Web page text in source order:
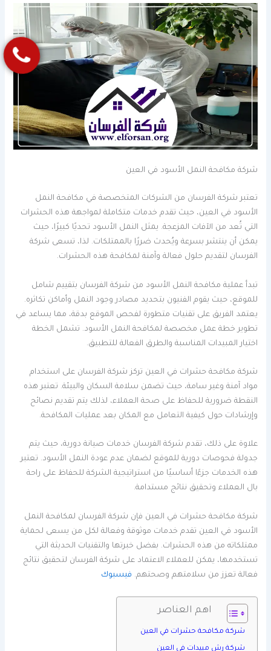
شركة مكافحة النمل الأسود في العين
تعتبر شركة الفرسان من الشركات المتخصصة في مكافحة النمل
الأسود في العين، حيث تقدم خدمات متكاملة لمواجهة هذه الحشرات
التي تُعد من الآفات المزعجة. يمثل النمل الأسود تحديًا كبيرًا، حيث
يمكن أن ينتشر بسرعة ويُحدث ضررًا بالممتلكات. لذا، تسعى شركة
الفرسان لتقديم حلول فعالة وآمنة لمكافحة هذه الحشرات.
تبدأ عملية مكافحة النمل الأسود من شركة الفرسان بتقييم شامل
للموقع، حيث يقوم الفنيون بتحديد مصادر وجود النمل وأماكن تكاثره.
يعتمد الفريق على تقنيات متطورة لفحص الموقع بدقة، مما يساعد في
تطوير خطة عمل مخصصة لمكافحة النمل الأسود. تشمل الخطة
اختيار المبيدات المناسبة والطرق الفعالة للتطبيق.
شركة مكافحة حشرات في العين تركز شركة الفرسان على استخدام
مواد آمنة وغير سامة، حيث تضمن سلامة السكان والبيئة. تعتبر هذه
النقطة ضرورية للحفاظ على صحة العملاء، لذلك يتم تقديم نصائح
وإرشادات حول كيفية التعامل مع المكان بعد عمليات المكافحة.
علاوة على ذلك، تقدم شركة الفرسان خدمات صيانة دورية، حيث يتم
جدولة فحوصات دورية للموقع لضمان عدم عودة النمل الأسود. تعتبر
هذه الخدمات جزءًا أساسيًا من استراتيجية الشركة للحفاظ على راحة
بال العملاء وتحقيق نتائج مستدامة.
شركة مكافحة حشرات في العين فإن شركة الفرسان لمكافحة النمل
الأسود في العين تقدم خدمات موثوقة وفعالة لكل من يسعى لحماية
ممتلكاته من هذه الحشرات. بفضل خبرتها والتقنيات الحديثة التي
تستخدمها، يمكن للعملاء الاعتماد على شركة الفرسان لتحقيق نتائج
فعالة تعزز من سلامتهم وصحتهم. فيسبوك
اهم العناصر
شركة مكافحة حشرات في العين
شركة رش مبيدات في العين